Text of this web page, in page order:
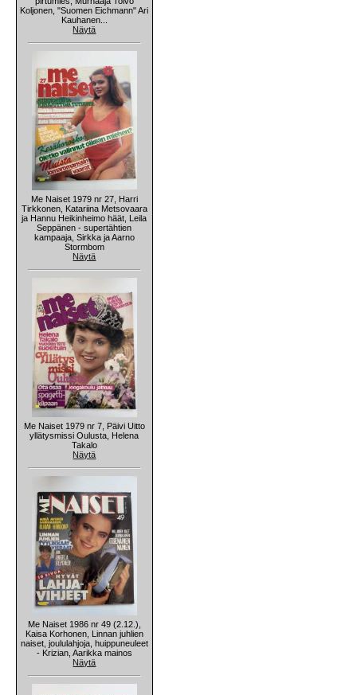
Koljonen, "Suomen Eichmann" Ari
Kauhanen...
Näytä
Me Naiset 1979 nr 27, Harri
Tirkkonen, Katariina Metsovaara
ja Hannu Heikinheimo häät, Leila
Seppänen - supertähtien
kampaaja, Sirkka ja Aarno
Stormbom
Näytä
Me Naiset 1979 nr 7, Päivi Uitto
yllätysmissi Oulusta, Helena
Takalo
Näytä
Me Naiset 1986 nr 49 (2.12.),
Kaisa Korhonen, Linnan juhlien
naiset, joululahjoja, huippuneuleet
- Krizian, Aarikka mainos
Näytä